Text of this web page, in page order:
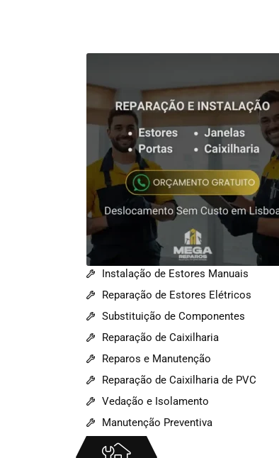
Instalação de Estores Manuais
Reparação de Estores Elétricos
Substituição de Componentes
Reparação de Caixilharia
Reparos e Manutenção
Reparação de Caixilharia de PVC
Vedação e Isolamento
Manutenção Preventiva